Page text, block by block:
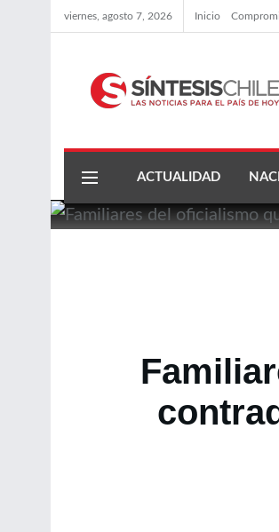
viernes, agosto 7, 2026 Inicio
ACTUALIDAD